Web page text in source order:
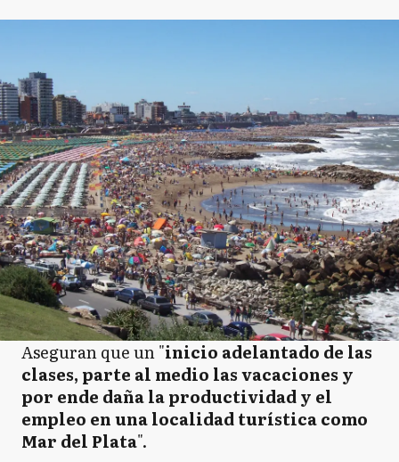
Aseguran que un "inicio adelantado de las
clases, parte al medio las vacaciones y
por ende daña la productividad y el
empleo en una localidad turística como
Mar del Plata".